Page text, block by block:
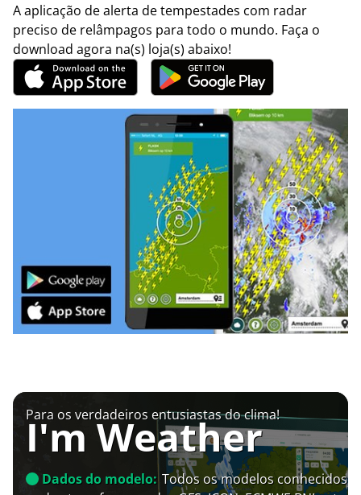
A aplicação de alerta de tempestades com radar
preciso de relâmpagos para todo o mundo. Faça o
download agora na(s) loja(s) abaixo!
Para os verdadeiros entusiastas do clima!
I'm Weather
Dados do modelo: Todos os modelos conhecidos